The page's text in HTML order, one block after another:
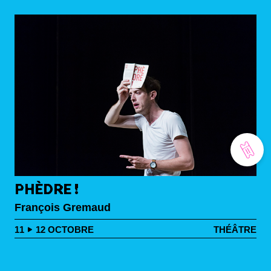
PHÈDRE !
François Gremaud
11 12 OCTOBRE THÉÂTRE